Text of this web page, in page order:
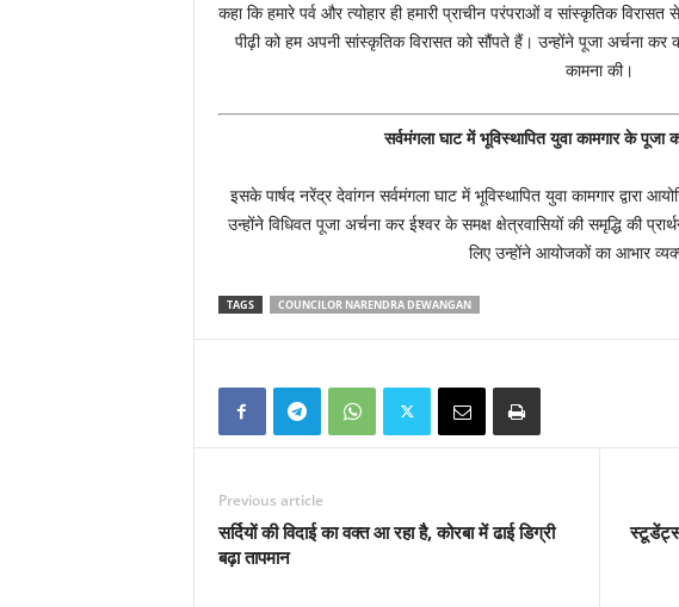
कहा कि हमारे पर्व और त्योहार ही हमारी प्राचीन परंपराओं व सांस्कृतिक
पीढ़ी को हम अपनी सांस्कृतिक विरासत को सौंपते हैं। उन्होंने पूजा अर्चना कर
कामना की।
सर्वमंगला घाट में भूविस्थापित युवा कामगार के पूजा
इसके पार्षद नरेंद्र देवांगन सर्वमंगला घाट में भूविस्थापित युवा कामगार द्वारा
उन्होंने विधिवत पूजा अर्चना कर ईश्वर के समक्ष क्षेत्रवासियों की समृद्धि की
लिए उन्होंने आयोजकों का आभार
TAGS COUNCILOR NARENDRA DEWANGAN
Previous article
सर्दियों की विदाई का वक्त आ रहा है, कोरबा में ढाई डिग्री
बढ़ा तापमान